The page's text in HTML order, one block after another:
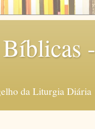
da Liturgia Diária